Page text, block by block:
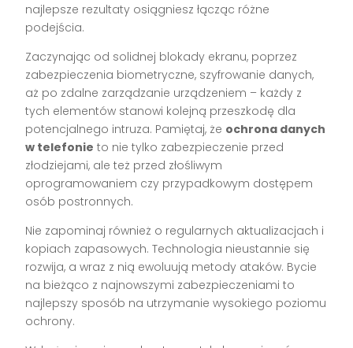
najlepsze rezultaty osiągniesz łącząc różne
podejścia.
Zaczynając od solidnej blokady ekranu, poprzez
zabezpieczenia biometryczne, szyfrowanie danych,
aż po zdalne zarządzanie urządzeniem – każdy z
tych elementów stanowi kolejną przeszkodę dla
potencjalnego intruza. Pamiętaj, że ochrona danych
w telefonie to nie tylko zabezpieczenie przed
złodziejami, ale też przed złośliwym
oprogramowaniem czy przypadkowym dostępem
osób postronnych.
Nie zapominaj również o regularnych aktualizacjach i
kopiach zapasowych. Technologia nieustannie się
rozwija, a wraz z nią ewoluują metody ataków. Bycie
na bieżąco z najnowszymi zabezpieczeniami to
najlepszy sposób na utrzymanie wysokiego poziomu
ochrony.